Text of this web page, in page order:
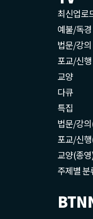
최신업로
예불/독경
법문/강의
포교/신행
교양
다큐
특집
법문/강
포교/신
교양(종
주제별 분